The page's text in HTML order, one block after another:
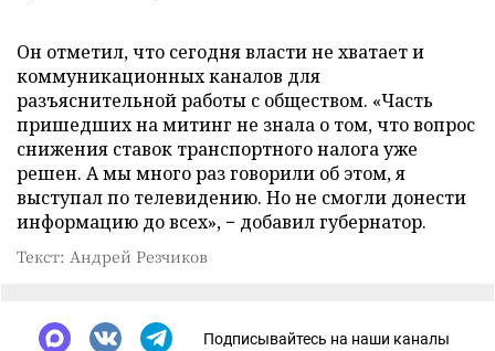
Он отметил, что сегодня власти не хватает и
коммуникационных каналов для
разъяснительной работы с обществом. «Часть
пришедших на митинг не знала о том, что вопрос
снижения ставок транспортного налога уже
решен. А мы много раз говорили об этом, я
выступал по телевидению. Но не смогли донести
информацию до всех», − добавил губернатор.
Текст: Андрей Резчиков
Подписывайтесь на наши каналы